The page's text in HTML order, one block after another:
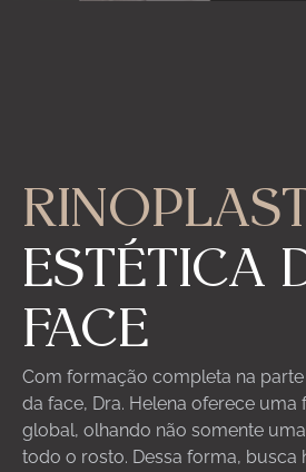
ESTÉTICA
FACE
Com formação completa na
da face, Dra. Helena oferece
global, olhando não somente
todo o rosto. Dessa forma, busca